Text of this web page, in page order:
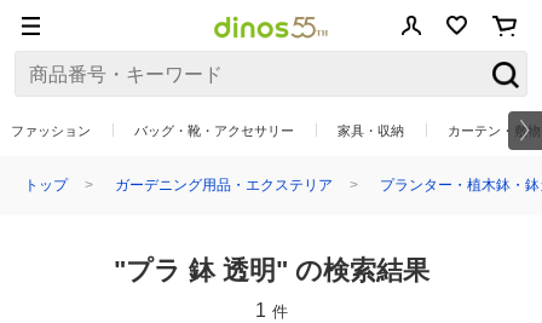
ファッション バッグ・靴・アクセサリー 家具・収納 カーテン・敷
トップ ガーデニング用品・エクステリア プランター・植木鉢・
"プラ 鉢 透明" の検索結果
1 件